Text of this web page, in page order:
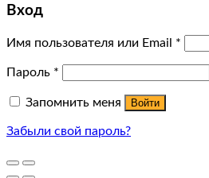
Вход
Имя пользователя или Email *
Пароль *
Запомнить меня Войти
Забыли свой пароль?